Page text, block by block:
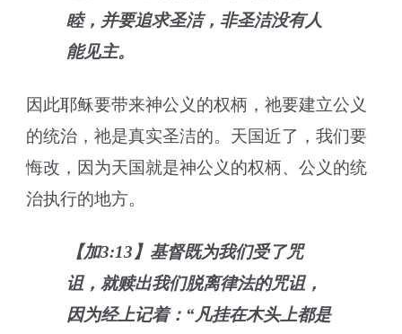
睦，并要追求圣洁，非圣洁没有人
能见主。
因此耶稣要带来神公义的权柄，祂要建立公义
的统治，祂是真实圣洁的。天国近了，我们要
悔改，因为天国就是神公义的权柄、公义的统
治执行的地方。
【加3:13】基督既为我们受了咒
诅，就赎出我们脱离律法的咒诅，
因为经上记着：“凡挂在木头上都是